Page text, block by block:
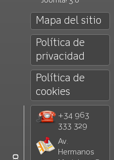
Mapa del sitio
Política de
privacidad
Política de
cookies
+34 963
333 329
Av.
Hermanos